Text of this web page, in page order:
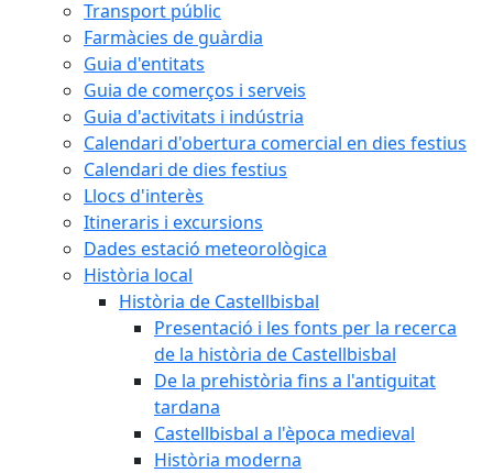
Transport públic
Farmàcies de guàrdia
Guia d'entitats
Guia de comerços i serveis
Guia d'activitats i indústria
Calendari d'obertura comercial en dies festius
Calendari de dies festius
Llocs d'interès
Itineraris i excursions
Dades estació meteorològica
Història local
Història de Castellbisbal
Presentació i les fonts per la recerca
de la història de Castellbisbal
De la prehistòria fins a l'antiguitat
tardana
Castellbisbal a l'època medieval
Història moderna